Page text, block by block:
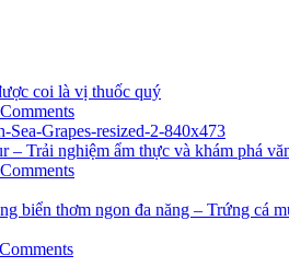
coi là vị thuốc quý
– Trải nghiệm ẩm thực và khám phá
biển thơm ngon đa năng – Trứng cá